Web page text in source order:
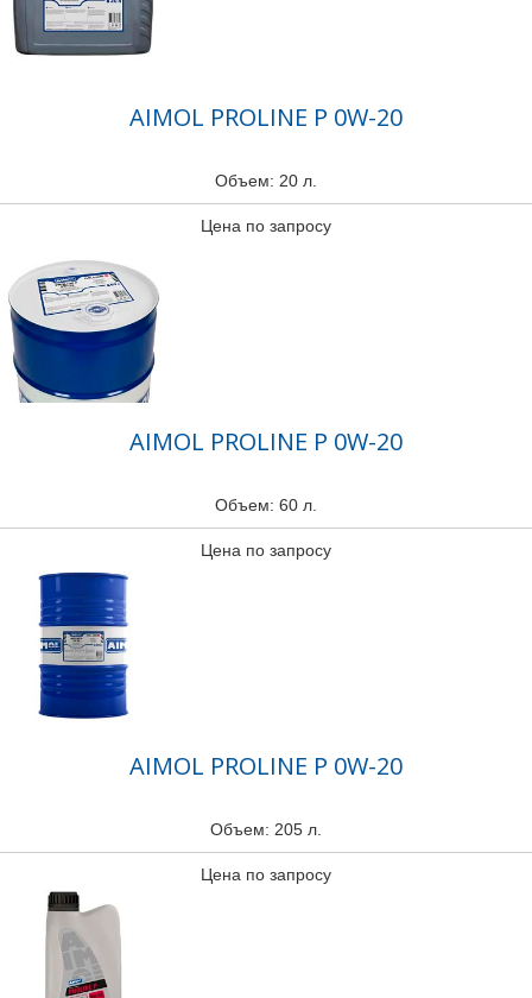
AIMOL PROLINE P 0W-20
Объем: 20 л.
Цена по запросу
AIMOL PROLINE P 0W-20
Объем: 60 л.
Цена по запросу
AIMOL PROLINE P 0W-20
Объем: 205 л.
Цена по запросу